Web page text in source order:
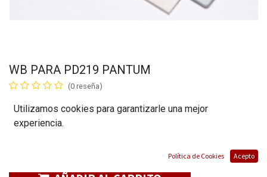
WB PARA PD219 PANTUM
(0 reseña)
$2,80
Utilizamos cookies para garantizarle una mejor
experiencia.
Política de Cookies Acepto